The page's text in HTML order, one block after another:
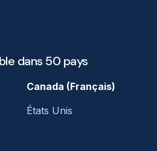
dans 50 pays
Canada (Français)
États Unis